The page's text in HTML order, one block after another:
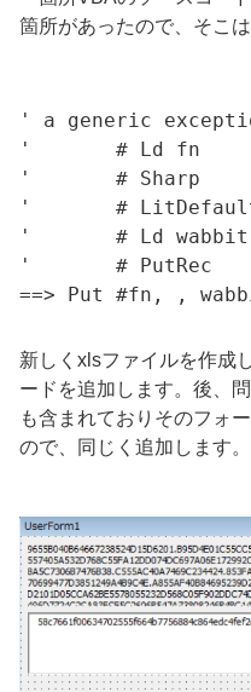
箇所があったので、そこ
' a generic
'	# Ld fn
'	# Sharp
'	# LitDefault
'	# Ld wabbit
'	# PutRec
新しくxlsファイルを作成
ードを追加します。後、
も含まれておりそのフォ
ので、同じく追加します。